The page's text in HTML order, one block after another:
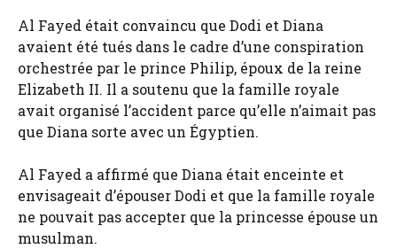
Al Fayed était convaincu que Dodi et Diana
avaient été tués dans le cadre d’une conspiration
orchestrée par le prince Philip, époux de la reine
Elizabeth II. Il a soutenu que la famille royale
avait organisé l’accident parce qu’elle n’aimait pas
que Diana sorte avec un Égyptien.
Al Fayed a affirmé que Diana était enceinte et
envisageait d’épouser Dodi et que la famille royale
ne pouvait pas accepter que la princesse épouse un
musulman.